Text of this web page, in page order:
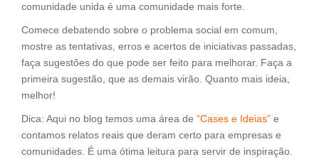
comunidade unida é uma comunidade mais forte.
Comece debatendo sobre o problema social em comum,
mostre as tentativas, erros e acertos de iniciativas passadas,
faça sugestões do que pode ser feito para melhorar. Faça a
primeira sugestão, que as demais virão. Quanto mais ideia,
melhor!
Dica: Aqui no blog temos uma área de “Cases e Ideias” e
contamos relatos reais que deram certo para empresas e
comunidades. É uma ótima leitura para servir de inspiração.